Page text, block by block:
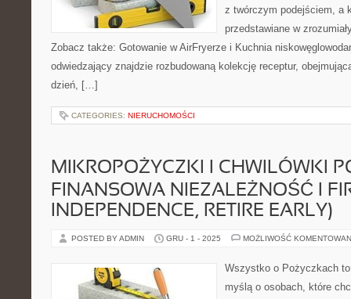
z twórczym podejściem, a
przedstawiane w
Zobacz także: Gotowanie w AirFryerze i Kuchnia
odwiedzający znajdzie rozbudowaną kolekcję receptur,
dzień, […]
CATEGORIES: NIERUCHOMOŚCI
MIKROPOŻYCZKI I CHWILÓWKI
FINANSOWA NIEZALEŻNOŚĆ I
INDEPENDENCE, RETIRE EARLY)
POSTED BY ADMIN GRU - 1 - 2025 MOŻLIWOŚĆ
Wszystko o Pożyczkach
myślą o osobach, które